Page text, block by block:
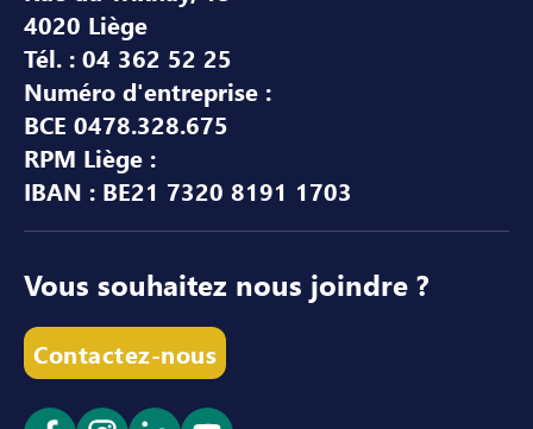
4020 Liège
Tél. : 04 362 52 25
Numéro d'entreprise :
BCE 0478.328.675
RPM Liège :
IBAN : BE21 7320 8191 1703
Vous souhaitez nous joindre ?
Contactez-nous